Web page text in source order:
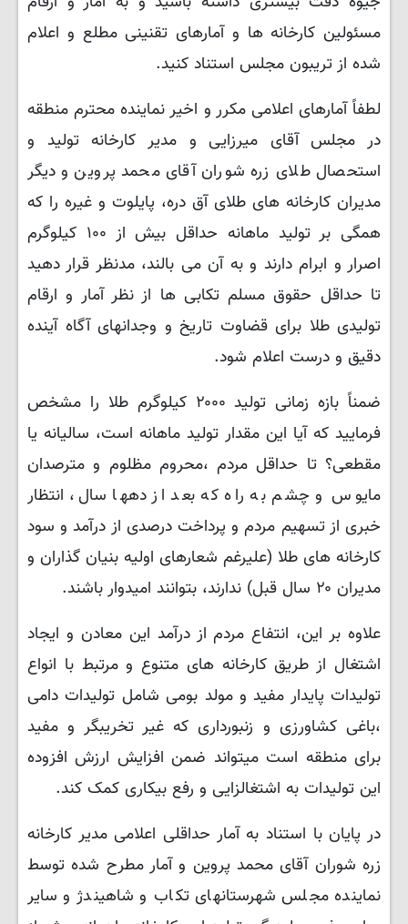
مسئولین کارخانه ها و آمارهای تقنینی مطلع و اعلام
شده از تریبون مجلس استناد کنید.
لطفاً آمارهای اعلامی مکرر و اخیر نماینده محترم منطقه
در مجلس آقای میرزایی و مدیر کارخانه تولید و
استحصال طلای زره شوران آقای محمد پروین و دیگر
مدیران کارخانه های طلای آق دره، پایلوت و غیره را که
همگی بر تولید ماهانه حداقل بیش از ۱۰۰ کیلوگرم
اصرار و ابرام دارند و به آن می بالند، مدنظر قرار دهید
تا حداقل حقوق مسلم تکابی ها از نظر آمار و ارقام
تولیدی طلا برای قضاوت تاریخ و وجدانهای آگاه آینده
دقیق و درست اعلام شود.
ضمناً بازه زمانی تولید ۲۰۰۰ کیلوگرم طلا را مشخص
فرمایید که آیا این مقدار تولید ماهانه است، سالیانه یا
مقطعی؟ تا حداقل مردم ،محروم مظلوم و مترصدان
مایوس و چشم به راه که بعد از دهها سال، انتظار
خبری از تسهیم مردم و پرداخت درصدی از درآمد و سود
کارخانه های طلا (علیرغم شعارهای اولیه بنیان گذاران و
مدیران ۲۰ سال قبل) ندارند، بتوانند امیدوار باشند.
علاوه بر این، انتفاع مردم از درآمد این معادن و ایجاد
اشتغال از طریق کارخانه های متنوع و مرتبط با انواع
تولیدات پایدار مفید و مولد بومی شامل تولیدات دامی
،باغی کشاورزی و زنبورداری که غیر تخریبگر و مفید
برای منطقه است میتواند ضمن افزایش ارزش افزوده
این تولیدات به اشتغالزایی و رفع بیکاری کمک کند.
در پایان با استناد به آمار حداقلی اعلامی مدیر کارخانه
زره شوران آقای محمد پروین و آمار مطرح شده توسط
نماینده مجلس شهرستانهای تکاب و شاهیندژ و سایر